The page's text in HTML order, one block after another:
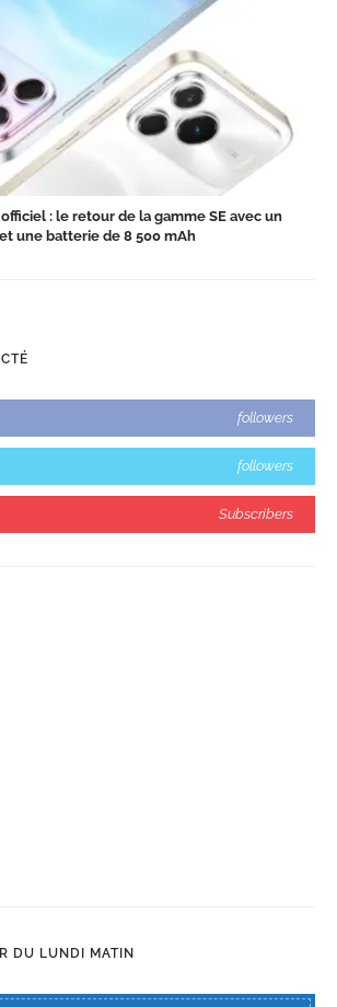
officiel : le retour de la gamme SE avec un
une batterie de 8 500 mAh
followers
followers
Subscribers
DU LUNDI MATIN